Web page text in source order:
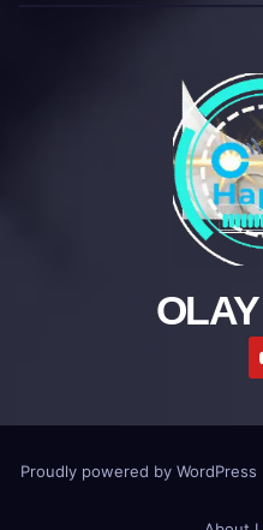
Proudly powered by WordPress